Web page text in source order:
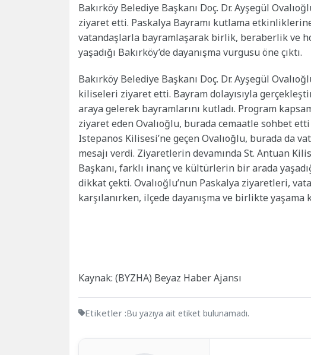
Bakırköy Belediye Başkanı Doç. Dr. Ayşegül
ziyaret etti. Paskalya Bayramı kutlama
vatandaşlarla bayramlaşarak birlik, beraberlik ve
yaşadığı Bakırköy’de dayanışma vurgusu öne çıktı.
Bakırköy Belediye Başkanı Doç. Dr. Ayşegül
kiliseleri ziyaret etti. Bayram dolayısıyla
araya gelerek bayramlarını kutladı. Program
ziyaret eden Ovalıoğlu, burada cemaatle sohbet
Istepanos Kilisesi’ne geçen Ovalıoğlu, burada da
mesajı verdi. Ziyaretlerin devamında St. Antuan
Başkanı, farklı inanç ve kültürlerin bir arada
dikkat çekti. Ovalıoğlu’nun Paskalya ziyaretleri,
karşılanırken, ilçede dayanışma ve birlikte
Kaynak: (BYZHA) Beyaz Haber Ajansı
Etiketler :Bu yazıya ait etiket bulunamadı.